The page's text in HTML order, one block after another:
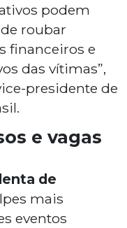
podem
roubar
financeiros e
das vítimas”,
presidente de
e vagas
de
mais
eventos